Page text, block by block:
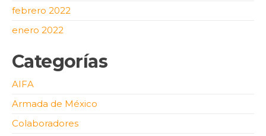
febrero 2022
enero 2022
Categorías
AIFA
Armada de México
Colaboradores